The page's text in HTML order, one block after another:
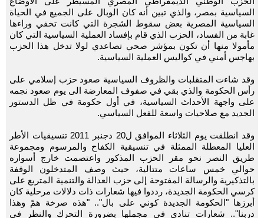
السياسية بمصر، والذي تبين أنه كان الوبال على الجميع في الحياة
السياسية المصرية بعض سقوط الشجرة التي كانت تخفي وراءها
غابة من الفساد، الحزب الذي قام بإفساد العملية السياسية التي كان
مأمولا منها أن تكون بمؤشر صحي تصاعدي لولا تدخل هذا الحزب
بهاجس أمني في كواليس العملية السياسية.
وقد شاءت المتقلبات والظروف السياسية صعود حزب إسلامي على
رأس الحكومة والذي بقي في صفوف المعارضة الى يوم صعود نجمه
على واجهة الأحداث السياسية، في أول حكومة في ظل الدستور
الجديد مع صلاحيات واسعة للفعل السياسي.
وقد انطلقت يوم الثلاثاء الموافق ل20 دجنبر 2011 تنسيقيات الأطر
العليا المعطلة الممثلة في تنسيقية الكفاح والمرسوم ومجموعة
طريق النصر نحو مقر الحزب المذكور واعتصمت خارج أسواره
حوالي خمس ساعات متتالية، حيث وصف المتدخلون الوقفة
بالتذكيرية والرسالة المفتوحة إلى حزب العدالة والتنمية المتربع على
كرسي الحكومة الجديدة، رددوا فيها شعارات ذات دلالات مرحلية كان
أبرزها "الحكومة الجديدة كوني على بال".. "هذه صرخة همّ وهذا
دربنا".. شعارات تنادي في مجملها بضرورة التحرك والنظر في